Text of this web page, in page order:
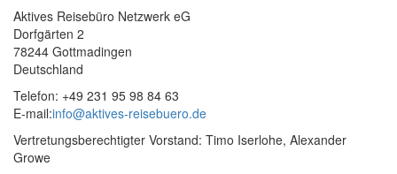
Aktives Reisebüro Netzwerk eG
Dorfgärten 2
78244 Gottmadingen
Deutschland
Telefon: +49 231 95 98 84 63
E-mail:info@aktives-reisebuero.de
Vertretungsberechtigter Vorstand: Timo Iserlohe, Alexander
Growe